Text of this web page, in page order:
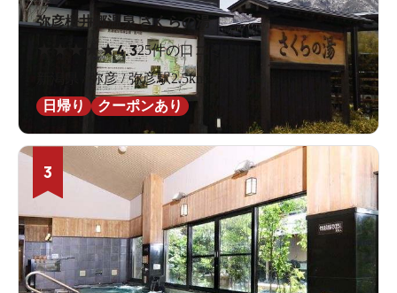
弥彦桜井郷温泉 さくらの湯
★★4.325件の口コミ
新潟県 / 弥彦 / 弥彦駅2.5km
日帰り
クーポンあり
3